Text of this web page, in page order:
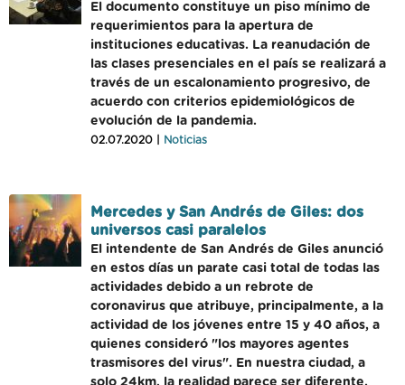
El documento constituye un piso mínimo de
requerimientos para la apertura de
instituciones educativas. La reanudación de
las clases presenciales en el país se realizará a
través de un escalonamiento progresivo, de
acuerdo con criterios epidemiológicos de
evolución de la pandemia.
02.07.2020 | Noticias
Mercedes y San Andrés de Giles: dos
universos casi paralelos
El intendente de San Andrés de Giles anunció
en estos días un parate casi total de todas las
actividades debido a un rebrote de
coronavirus que atribuye, principalmente, a la
actividad de los jóvenes entre 15 y 40 años, a
quienes consideró "los mayores agentes
trasmisores del virus". En nuestra ciudad, a
solo 24km, la realidad parece ser diferente.